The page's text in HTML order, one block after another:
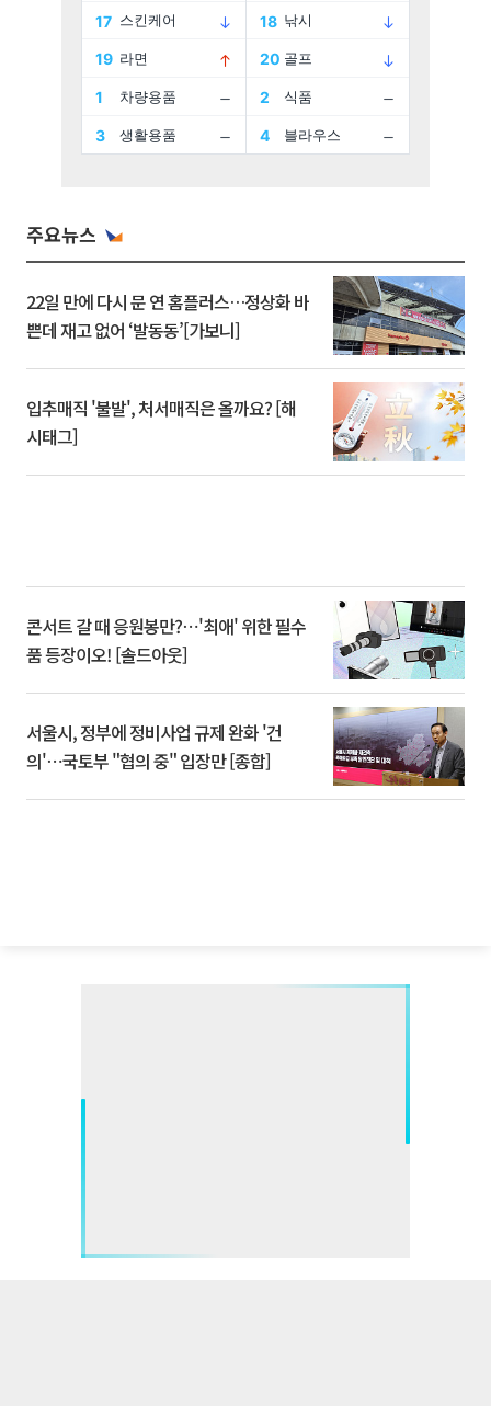
주요뉴스
22일 만에 다시 문 연 홈플러스…정상화 바
쁜데 재고 없어 ‘발동동’[가보니]
입추매직 '불발', 처서매직은 올까요? [해
시태그]
콘서트 갈 때 응원봉만?⋯'최애' 위한 필수
품 등장이오! [솔드아웃]
서울시, 정부에 정비사업 규제 완화 '건
의'⋯국토부 "협의 중" 입장만 [종합]